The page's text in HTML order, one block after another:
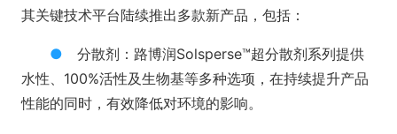
其关键技术平台陆续推出多款新产品，包括：
● 分散剂：路博润Solsperse™超分散剂系列提供
水性、100%活性及生物基等多种选项，在持续提升产品
性能的同时，有效降低对环境的影响。